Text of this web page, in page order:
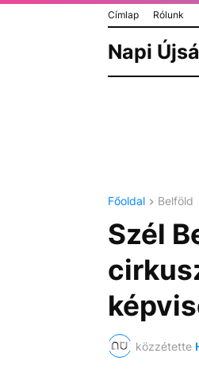
Címlap Rólunk
Napi
Főoldal Belföld
Szél
közzétette